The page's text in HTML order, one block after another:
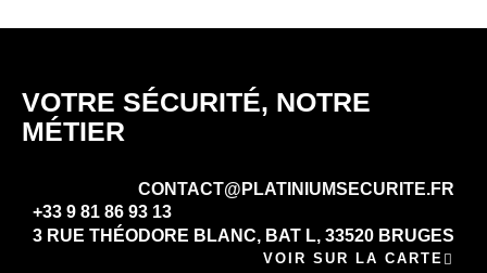
VOTRE SÉCURITÉ, NOTRE
MÉTIER
CONTACT@PLATINIUMSECURITE.FR
+33 9 81 86 93 13
3 RUE THÉODORE BLANC, BAT L, 33520 BRUGES
VOIR SUR LA CARTE